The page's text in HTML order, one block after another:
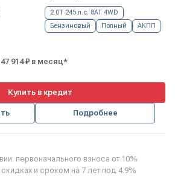
2.0T 245 л.с. 8AT 4WD
Бензиновый
Полный АКПП
914 ₽ в месяц*
Купить в кредит
Подробнее
первоначального взноса от 10%
и сроком на 7 лет под 4.9%